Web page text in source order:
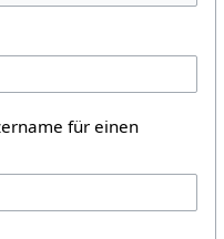
für einen